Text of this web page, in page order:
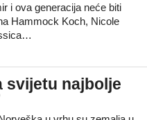
i ova generacija neće biti
Hammock Koch, Nicole
svijetu najbolje